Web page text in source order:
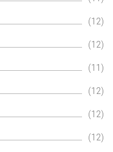
(12)
(12)
(11)
(12)
(12)
(12)